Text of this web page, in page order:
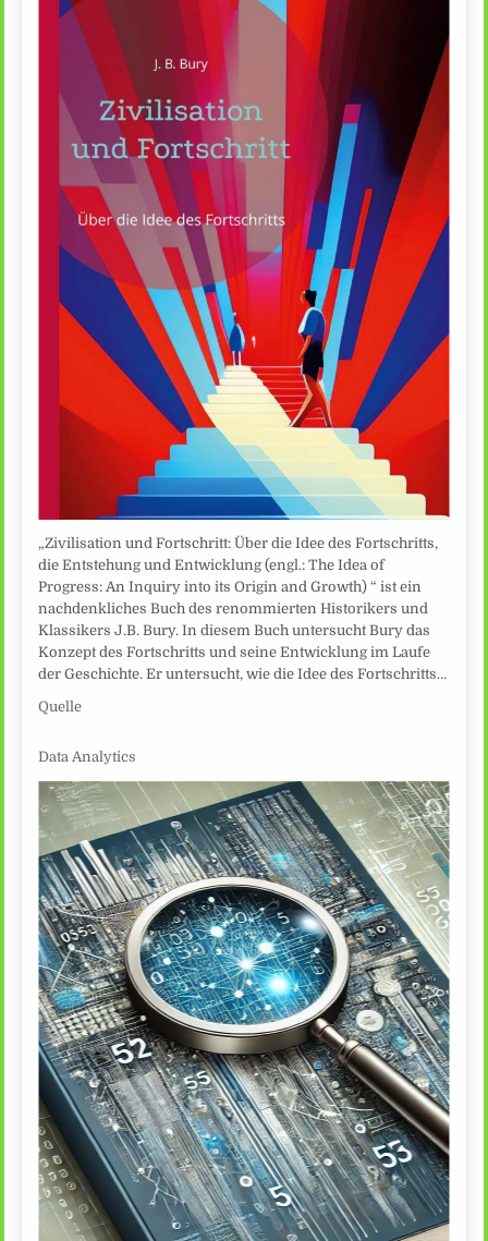
„Zivilisation und Fortschritt: Über die Idee des Fortschritts,
die Entstehung und Entwicklung (engl.: The Idea of
Progress: An Inquiry into its Origin and Growth) “ ist ein
nachdenkliches Buch des renommierten Historikers und
Klassikers J.B. Bury. In diesem Buch untersucht Bury das
Konzept des Fortschritts und seine Entwicklung im Laufe
der Geschichte. Er untersucht, wie die Idee des Fortschritts…
Quelle
Data Analytics